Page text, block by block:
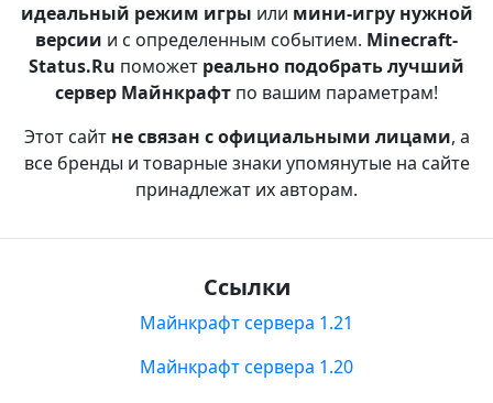
идеальный режим игры или мини-игру нужной
версии и с определенным событием. Minecraft-
Status.Ru поможет реально подобрать лучший
сервер Майнкрафт по вашим параметрам!
Этот сайт не связан с официальными лицами, а
все бренды и товарные знаки упомянутые на сайте
принадлежат их авторам.
Ссылки
Майнкрафт сервера 1.21
Майнкрафт сервера 1.20